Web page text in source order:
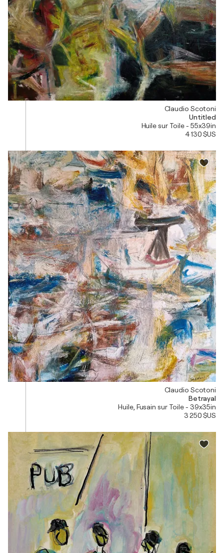
Claudio Scotoni
Untitled
Huile sur Toile - 55x39in
4 130 $US
Claudio Scotoni
Betrayal
Huile, Fusain sur Toile - 39x35in
3 250 $US